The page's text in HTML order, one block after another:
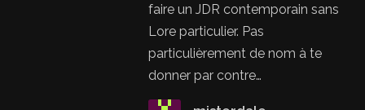
faire un JDR contemporain sans
Lore particulier. Pas
particulièrement de nom à te
donner par contre…